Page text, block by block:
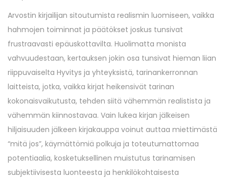
Arvostin kirjailijan sitoutumista realismin luomiseen, vaikka
hahmojen toiminnat ja päätökset joskus tunsivat
frustraavasti epäuskottavilta. Huolimatta monista
vahvuudestaan, kertauksen jokin osa tunsivat hieman liian
riippuvaiselta Hyvitys ja yhteyksistä, tarinankerronnan
laitteista, jotka, vaikka kirjat heikensivät tarinan
kokonaisvaikutusta, tehden siitä vähemmän realistista ja
vähemmän kiinnostavaa. Vain lukea kirjan jälkeisen
hiljaisuuden jälkeen kirjakauppa voinut auttaa miettimästä
“mitä jos”, käymättömiä polkuja ja toteutumattomaa
potentiaalia, kosketuksellinen muistutus tarinamisen
subjektiivisesta luonteesta ja henkilökohtaisesta